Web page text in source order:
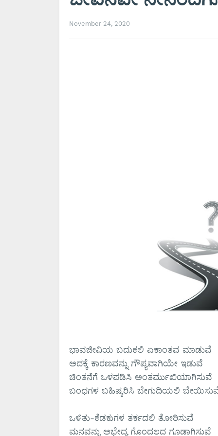
November 24, 2020
ಭಾವಜೀವಿಯ ಬದುಕಲಿ ಏಕಾಂತವ ಮಾಡುವೆ
ಅದಕ್ಕೆ ಕಾರಣವನ್ನು ಗೌಪ್ಯವಾಗಿಯೇ ಇಡುವೆ
ಚಿಂತನೆಗೆ ಒಳಪಡಿಸಿ ಅಂತರ್ಮುಖಿಯಾಗಿಸುವೆ
ಬಂಧಗಳ ಬಹಿಷ್ಕರಿಸಿ ಬೇಗುದಿಯಲಿ
ಒಳಿತು-ಕೆಡಕುಗಳ ತರ್ಕದಲಿ ತೋರಿಸುವೆ
ಮನವನ್ನು ಅಭೇದ್ಯ ಗೊಂದಲದ ಗೂಡಾಗಿಸುವೆ